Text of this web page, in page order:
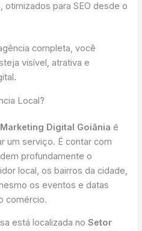
otimizados para SEO desde o
completa, você
visível, atrativa e
Local?
Digital Goiânia é
um serviço. É contar com
profundamente o
local, os bairros da cidade,
os eventos e datas
comércio.
está localizada noSetor